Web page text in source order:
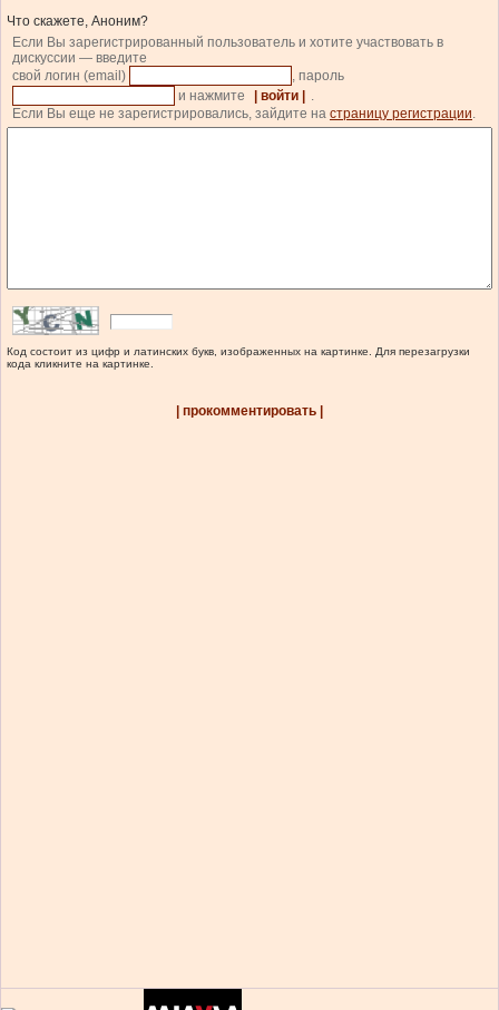
Что скажете, Аноним?
Если Вы зарегистрированный пользователь и хотите участвовать в
дискуссии — введите
свой логин (email)
, пароль
и нажмите
| войти |
.
Если Вы еще не зарегистрировались, зайдите на страницу регистрации.
Код состоит из цифр и латинских букв, изображенных на картинке. Для перезагрузки
кода кликните на картинке.
| прокомментировать |